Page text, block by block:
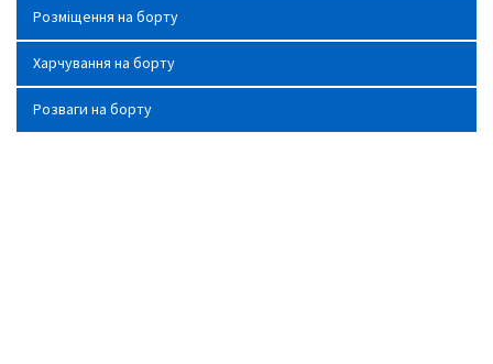
Розміщення на борту
Харчування на борту
Розваги на борту